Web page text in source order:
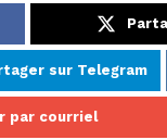
sur Telegram
par courriel